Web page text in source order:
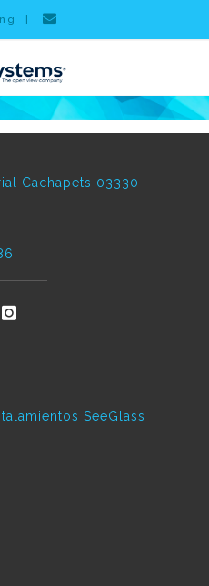
Cachapets 03330
SeeGlass